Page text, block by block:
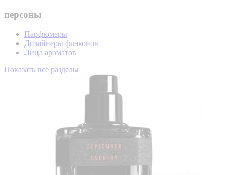
персоны
Парфюмеры
Дизайнеры флаконов
Лица ароматов
Показать все разделы